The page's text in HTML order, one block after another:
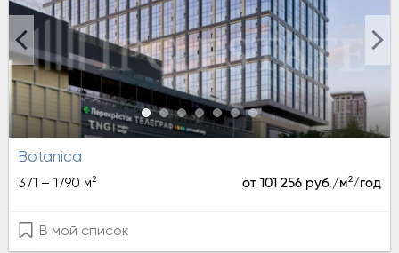
Botanica
371 – 1790 м2 от 101 256 руб./м2/год
В мой список